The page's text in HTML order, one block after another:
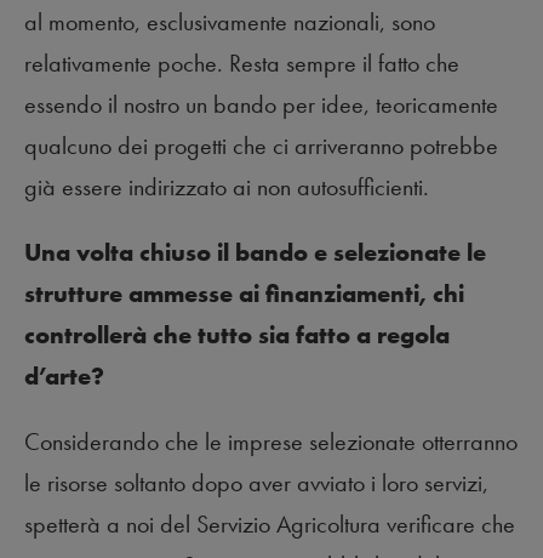
al momento, esclusivamente nazionali, sono
relativamente poche. Resta sempre il fatto che
essendo il nostro un bando per idee, teoricamente
qualcuno dei progetti che ci arriveranno potrebbe
già essere indirizzato ai non autosufficienti.
Una volta chiuso il bando e selezionate le
strutture ammesse ai finanziamenti, chi
controllerà che tutto sia fatto a regola
d’arte?
Considerando che le imprese selezionate otterranno
le risorse soltanto dopo aver avviato i loro servizi,
spetterà a noi del Servizio Agricoltura verificare che